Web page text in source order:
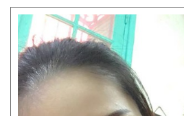
nhé. Để cái nước phây này
thi rồi cô hẵng xuất chưởng ra.
hoan đón đọc.
(Stt có tính GATO, mong cô
Lê Bảo Bình: